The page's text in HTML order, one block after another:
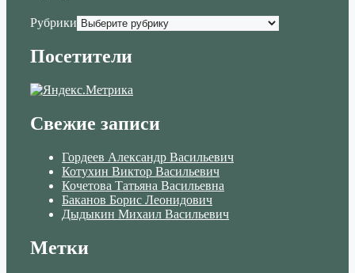
Рубрики
Посетители
Свежие записи
Гордеев Александр Васильевич
Котухин Виктор Васильевич
Кочетова Татьяна Васильевна
Баканов Борис Леонидович
Дыдыкин Михаил Васильевич
Метки